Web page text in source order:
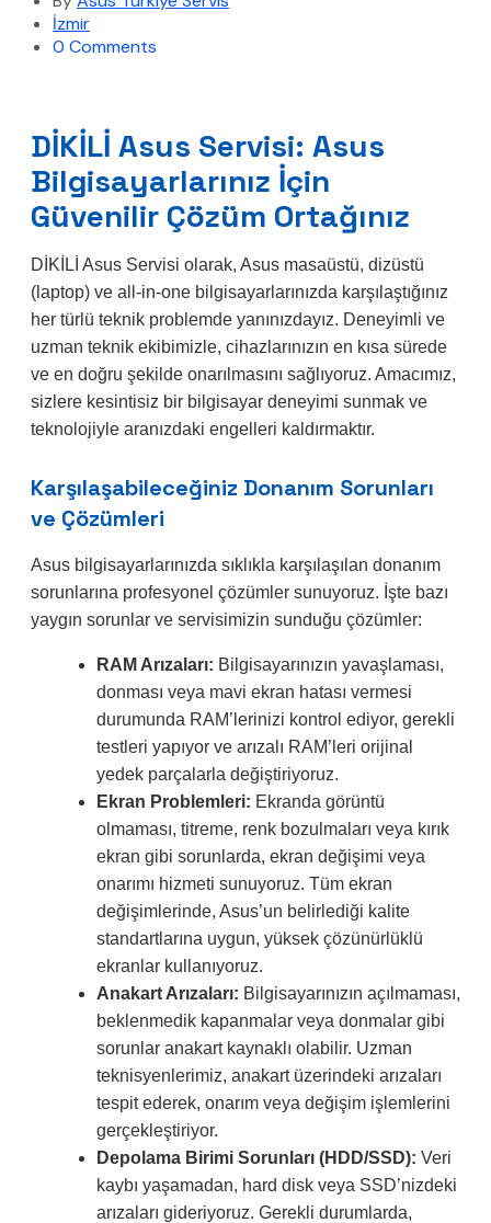
İzmir
0 Comments
DİKİLİ Asus Servisi: Asus
Bilgisayarlarınız İçin
Güvenilir Çözüm Ortağınız
DİKİLİ Asus Servisi olarak, Asus masaüstü, dizüstü
(laptop) ve all-in-one bilgisayarlarınızda karşılaştığınız
her türlü teknik problemde yanınızdayız. Deneyimli ve
uzman teknik ekibimizle, cihazlarınızın en kısa sürede
ve en doğru şekilde onarılmasını sağlıyoruz. Amacımız,
sizlere kesintisiz bir bilgisayar deneyimi sunmak ve
teknolojiyle aranızdaki engelleri kaldırmaktır.
Karşılaşabileceğiniz Donanım Sorunları
ve Çözümleri
Asus bilgisayarlarınızda sıklıkla karşılaşılan donanım
sorunlarına profesyonel çözümler sunuyoruz. İşte bazı
yaygın sorunlar ve servisimizin sunduğu çözümler:
RAM Arızaları: Bilgisayarınızın yavaşlaması,
donması veya mavi ekran hatası vermesi
durumunda RAM’lerinizi kontrol ediyor, gerekli
testleri yapıyor ve arızalı RAM’leri orijinal
yedek parçalarla değiştiriyoruz.
Ekran Problemleri: Ekranda görüntü
olmaması, titreme, renk bozulmaları veya kırık
ekran gibi sorunlarda, ekran değişimi veya
onarımı hizmeti sunuyoruz. Tüm ekran
değişimlerinde, Asus’un belirlediği kalite
standartlarına uygun, yüksek çözünürlüklü
ekranlar kullanıyoruz.
Anakart Arızaları: Bilgisayarınızın açılmaması,
beklenmedik kapanmalar veya donmalar gibi
sorunlar anakart kaynaklı olabilir. Uzman
teknisyenlerimiz, anakart üzerindeki arızaları
tespit ederek, onarım veya değişim işlemlerini
gerçekleştiriyor.
Depolama Birimi Sorunları (HDD/SSD): Veri
kaybı yaşamadan, hard disk veya SSD’nizdeki
arızaları gideriyoruz. Gerekli durumlarda,